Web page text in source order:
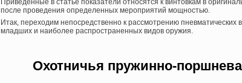
после проведения определенных мероприятий мощностью.
Итак, переходим непосредственно к рассмотрению
младших и наиболее распространенных видов оружия.
Охотничья пружинно-